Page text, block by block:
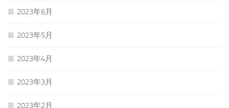
2023年6月
2023年5月
2023年4月
2023年3月
2023年2月